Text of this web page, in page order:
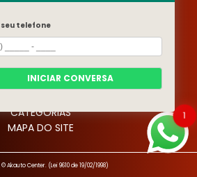
MENU
HOME
QUEM SOMOS
SERVIÇOS
BLOG
CATEGORIAS
MAPA DO SITE
Akauto Center. (Lei 9610 de 19/02/1998)
1
seu telefone
INICIAR CONVERSA